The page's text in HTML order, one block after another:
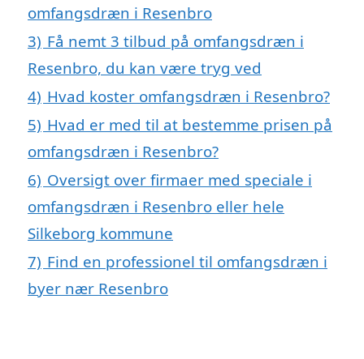
omfangsdræn i Resenbro
3) Få nemt 3 tilbud på omfangsdræn i
Resenbro, du kan være tryg ved
4) Hvad koster omfangsdræn i Resenbro?
5) Hvad er med til at bestemme prisen på
omfangsdræn i Resenbro?
6) Oversigt over firmaer med speciale i
omfangsdræn i Resenbro eller hele
Silkeborg kommune
7) Find en professionel til omfangsdræn i
byer nær Resenbro